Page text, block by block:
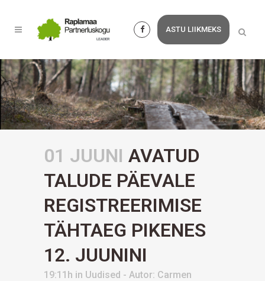
ASTU LIIKMEKS
01 JUUNI AVATUD
TALUDE PÄEVALE
REGISTREERIMISE
TÄHTAEG PIKENES
12. JUUNINI
19:11h in Uudised - Autor: Carmen